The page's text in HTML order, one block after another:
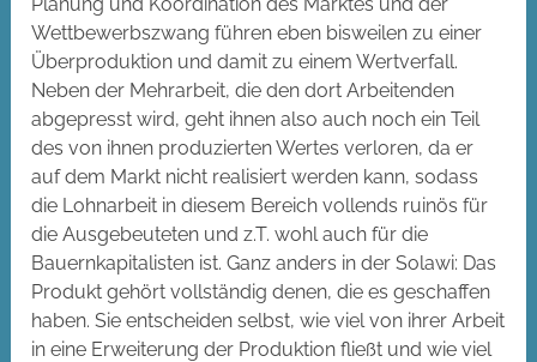
Wettbewerbszwang führen eben bisweilen zu einer
Überproduktion und damit zu einem Wertverfall.
Neben der Mehrarbeit, die den dort Arbeitenden
abgepresst wird, geht ihnen also auch noch ein Teil
des von ihnen produzierten Wertes verloren, da er
auf dem Markt nicht realisiert werden kann, sodass
die Lohnarbeit in diesem Bereich vollends ruinös für
die Ausgebeuteten und z.T. wohl auch für die
Bauernkapitalisten ist. Ganz anders in der Solawi: Das
Produkt gehört vollständig denen, die es geschaffen
haben. Sie entscheiden selbst, wie viel von ihrer Arbeit
in eine Erweiterung der Produktion fließt und wie viel